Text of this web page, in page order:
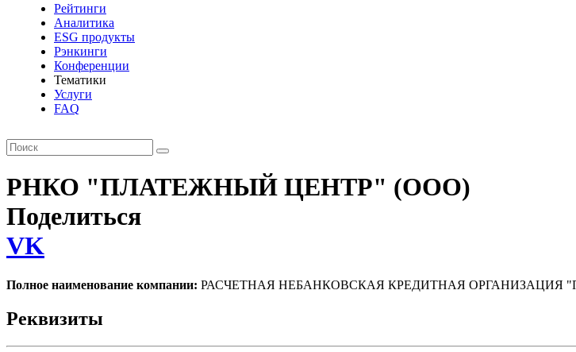
Рейтинги
Аналитика
ESG продукты
Рэнкинги
Конференции
Тематики
Услуги
FAQ
РНКО "ПЛАТЕЖНЫЙ ЦЕНТР" (ООО)
Поделиться
VK
Полное наименование компании: РАСЧЕТНАЯ НЕБАНКОВСКАЯ КРЕДИТНАЯ
Реквизиты